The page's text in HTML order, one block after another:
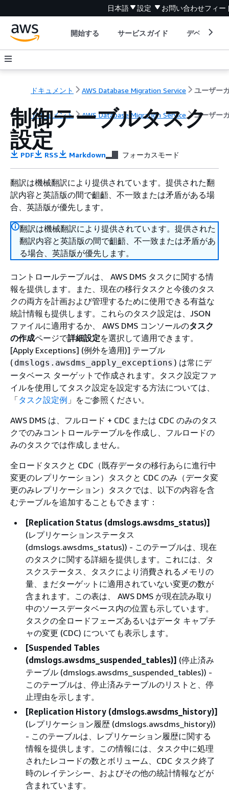
日本語 設定 お問い合わせフィー
開始する サービスガイド デベロッパ
ドキュメント AWS Database Migration Service
ドキュメント AWS Database Migration Service ユーザー
制御テーブルタスク
設定
PDF RSS Markdown フォーカスモード
翻訳は機械翻訳により提供されています。提供された翻
訳内容と英語版の間で齟齬、不一致または矛盾がある場
合、英語版が優先します。
翻訳は機械翻訳により提供されています。提供された
翻訳内容と英語版の間で齟齬、不一致または矛盾があ
る場合、英語版が優先します。
コントロールテーブルは、 AWS DMS タスクに関する情
報を提供します。また、現在の移行タスクと今後のタス
クの両方を計画および管理するために使用できる有益な
統計情報も提供します。これらのタスク設定は、JSON
ファイルに適用するか、 AWS DMS コンソールのタスク
の作成ページで詳細設定を選択して適用できます。
[Apply Exceptions] (例外を適用)] テーブル
( dmslogs.awsdms_apply_exceptions ) は常にデ
ータベース ターゲットで作成されます。タスク設定ファ
イルを使用してタスク設定を設定する方法については、
「タスク設定例 」をご参照ください。
AWS DMS は、フルロード + CDC または CDC のみのタス
クでのみコントロールテーブルを作成し、フルロードの
みのタスクでは作成しません。
全ロードタスクと CDC（既存データの移行あらに進行中
変更のレプリケーション）タスクと CDC のみ（データ変
更のみレプリケーション）タスクでは、以下の内容を含
むテーブルを追加することもできます：
[Replication Status (dmslogs.awsdms_status)]
(レプリケーションステータス
(dmslogs.awsdms_status)) - このテーブルは、現在
のタスクに関する詳細を提供します。これには、タ
スクステータス、タスクにより消費されるメモリの
量、まだターゲットに適用されていない変更の数が
含まれます。この表は、 AWS DMS が現在読み取り
中のソースデータベース内の位置も示しています。
タスクの全ロードフェーズあるいはデータ キャプチ
ャの変更 (CDC) についても表示します。
[Suspended Tables
(dmslogs.awsdms_suspended_tables)] (停止済み
テーブル (dmslogs.awsdms_suspended_tables)) -
このテーブルは、停止済みテーブルのリストと、停
止理由を示します。
[Replication History (dmslogs.awsdms_history)]
(レプリケーション履歴 (dmslogs.awsdms_history))
- このテーブルは、レプリケーション履歴に関する
情報を提供します。この情報には、タスク中に処理
されたレコードの数とボリューム、CDC タスク終了
時のレイテンシー、およびその他の統計情報などが
含まれています。